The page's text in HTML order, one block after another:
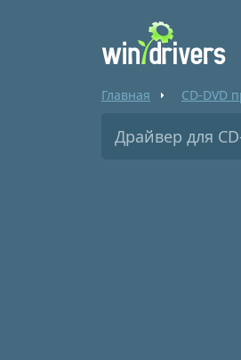
Главная CD-DVD
Драйвер для